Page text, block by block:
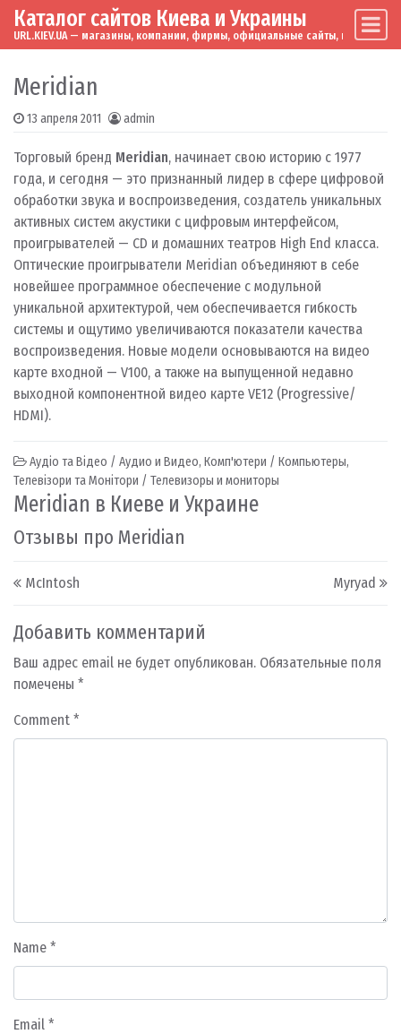
Skip to content
Main Navigation
Каталог сайтов Киева и Украины
URL.KIEV.UA — магазины, компании, фирмы, официальные сайты, мировые
Meridian
13 апреля 2011 admin
Торговый бренд Meridian, начинает свою историю с 1977
года, и сегодня — это признанный лидер в сфере цифровой
обработки звука и воспроизведения, создатель уникальных
активных систем акустики с цифровым интерфейсом,
проигрывателей — CD и домашних театров High End класса.
Оптические проигрыватели Meridian объединяют в себе
новейшее программное обеспечение с модульной
уникальной архитектурой, чем обеспечивается гибкость
системы и ощутимо увеличиваются показатели качества
воспроизведения. Новые модели основываются на видео
карте входной — V100, а также на выпущенной недавно
выходной компонентной видео карте VE12 (Progressive/
HDMI).
Аудіо та Відео / Аудио и Видео, Комп'ютери / Компьютеры,
Телевізори та Монітори / Телевизоры и мониторы
Meridian в Киеве и Украине
Отзывы про Meridian
Post navigation
McIntosh Myryad
Добавить комментарий
Ваш адрес email не будет опубликован. Обязательные поля
помечены *
Comment *
Name *
Email *